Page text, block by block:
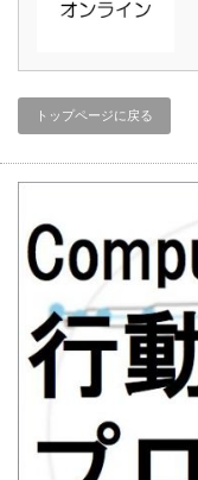
トップページに戻る